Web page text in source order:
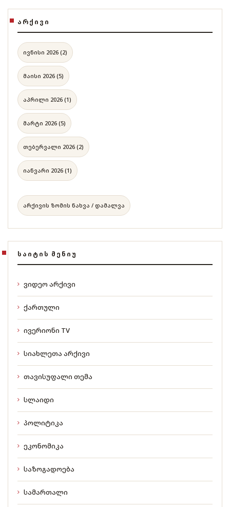
ᲐᲠᲥᲘᲕᲘ
ივნისი 2026 (2)
მაისი 2026 (5)
აპრილი 2026 (1)
მარტი 2026 (5)
თებერვალი 2026 (2)
იანვარი 2026 (1)
არქივის ზომის ნახვა / დამალვა
ᲡᲐᲘᲢᲘᲡ ᲛᲔᲜᲘᲣ
ვიდეო არქივი
ქართული
ივერიონი TV
სიახლეთა არქივი
თავისუფალი თემა
სლაიდი
პოლიტიკა
ეკონომიკა
საზოგადოება
სამართალი